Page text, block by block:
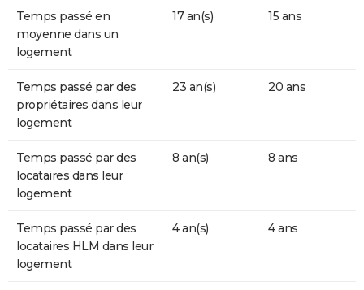
Temps passé en
moyenne dans un
logement
17 an(s) 15 ans
Temps passé par des
propriétaires dans leur
logement
23 an(s) 20 ans
Temps passé par des
locataires dans leur
logement
8 an(s) 8 ans
Temps passé par des
locataires HLM dans leur
logement
4 an(s) 4 ans